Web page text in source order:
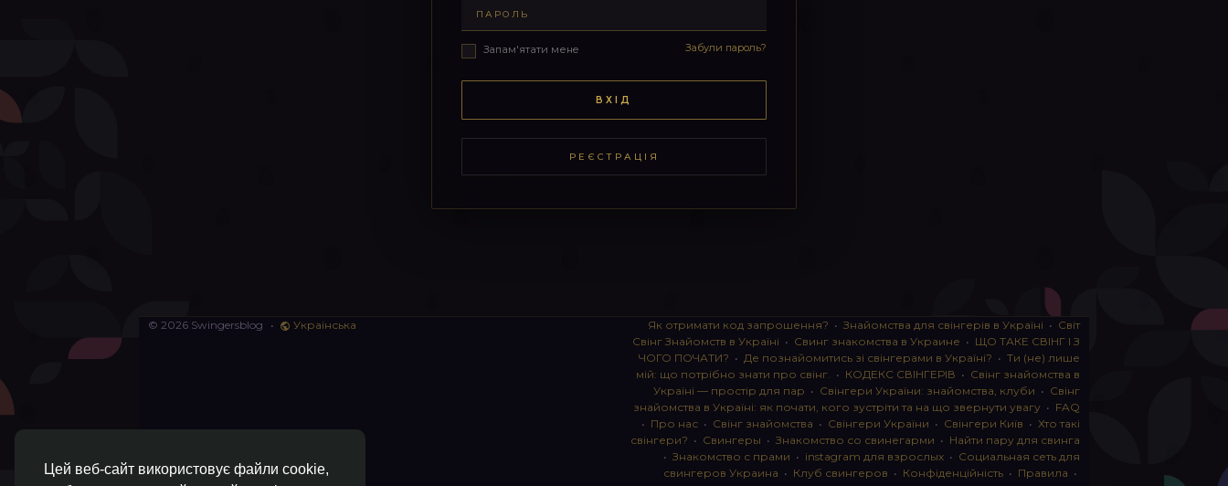
Цей веб-сайт використовує файли cookie,
ПАРОЛЬ
Запам'ятати мене Забули пароль?
ВХІД
РЕЄСТРАЦІЯ
© 2026 Swingersblog • Українська Як отримати код запрошення? • Знайомства для свінгерів в Україні • Світ
Свінг Знайомств в Україні • Свинг знакомства в Украине • ЩО ТАКЕ СВІНГ І З
ЧОГО ПОЧАТИ? • Де познайомитись зі свінгерами в Україні? • Ти (не) лише
мій: що потрібно знати про свінг. • КОДЕКС СВІНГЕРІВ • Свінг знайомства в
Україні — простір для пар • Свінгери України: знайомства, клуби • Свінг
знайомства в Україні: як почати, кого зустріти та на що звернути увагу • FAQ
• Про нас • Свінг знайомства • Свінгери України • Свінгери Київ • Хто такі
свінгери? • Свингеры • Знакомство со свинегарми • Найти пару для свинга
• Знакомство с прами • instagram для взрослых • Социальная сеть для
свингеров Украина • Клуб свингеров • Конфіденційність • Правила •